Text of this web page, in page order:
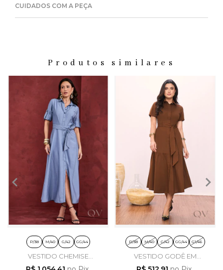
CUIDADOS COM A PEÇA
Produtos similares
P/38 M/40 G/42 GG/44
VESTIDO CHEMISE
PESPONTO EM VISCOSE
P/38 M/40 G/42 GG/44 G1/46
VESTIDO GODÊ EM
TRICOLINE MARROM -